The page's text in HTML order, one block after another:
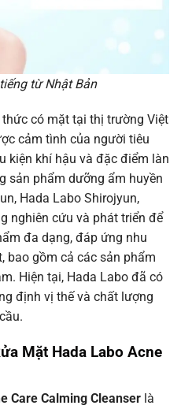
từ Nhật Bản
có mặt tại thị trường Việt
cảm tình của người tiêu
kiện khí hậu và đặc điểm làn
sản phẩm dưỡng ẩm huyền
Hada Labo Shirojyun,
nghiên cứu và phát triển để
đa dạng, đáp ứng nhu
bao gồm cả các sản phẩm
Hiện tại, Hada Labo đã có
định vị thế và chất lượng
Mặt Hada Labo Acne
Care Calming Cleanser là